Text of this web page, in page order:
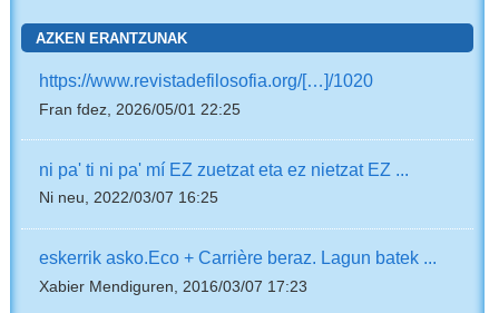
AZKEN ERANTZUNAK
https://www.revistadefilosofia.org/[…]/1020
Fran fdez, 2026/05/01 22:25
ni pa' ti ni pa' mí EZ zuetzat eta ez nietzat EZ ...
Ni neu, 2022/03/07 16:25
eskerrik asko.Eco + Carrière beraz. Lagun batek ...
Xabier Mendiguren, 2016/03/07 17:23